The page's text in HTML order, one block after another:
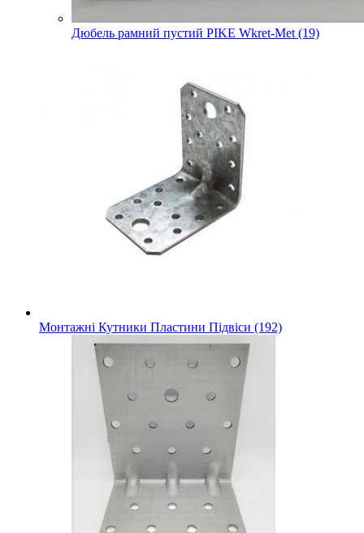
Дюбель рамний пустий PIKE Wkret-Met (19)
Монтажні Кутники Пластини Підвіси (192)